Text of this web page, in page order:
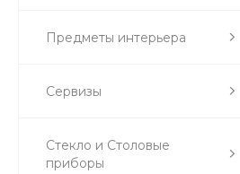
Предметы интерьера
Сервизы
Стекло и Столовые
приборы